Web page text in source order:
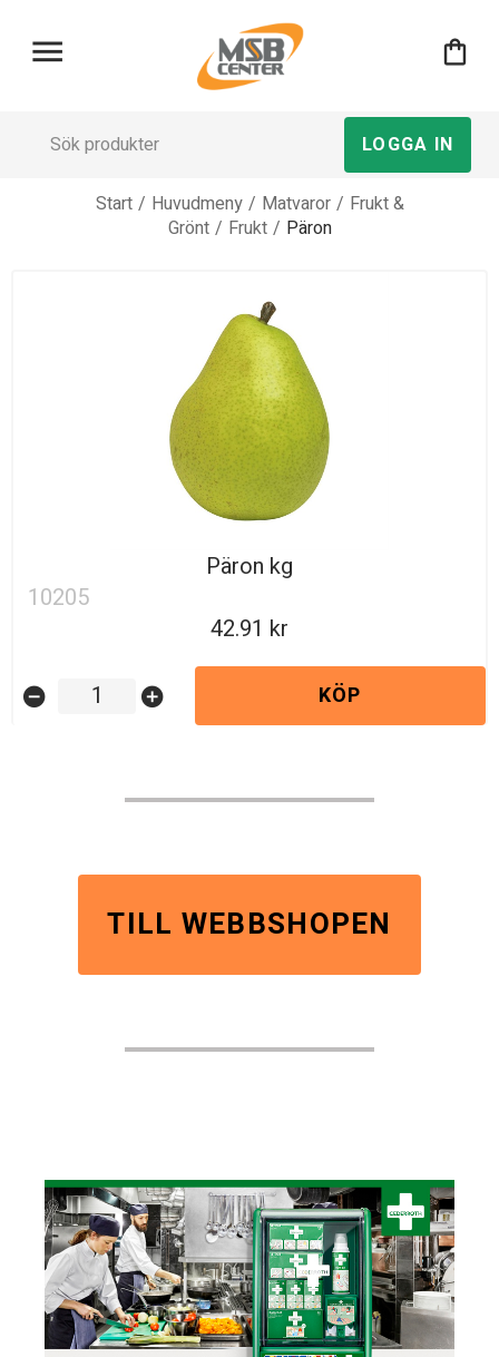
menu shopping_bag
LOGGA IN
Start / Huvudmeny / Matvaror / Frukt &
Grönt / Frukt / Päron
Päron kg
10205
42.91
remove_circle add_circle KÖP
TILL WEBBSHOPEN